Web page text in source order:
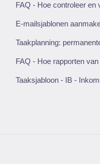
FAQ - Hoe controleer en
E-mailsjablonen
Taakplanning:
FAQ - Hoe rapporten
Taaksjabloon - IB -